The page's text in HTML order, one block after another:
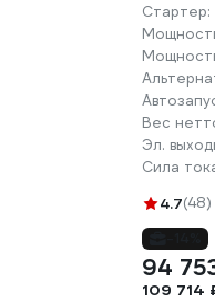
Стартер:
Вес
Эл.
Сила
4.7(48)
94
109 714